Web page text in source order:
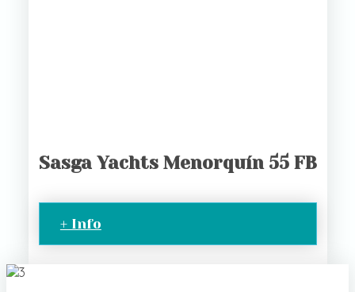
Sasga Yachts Menorquín 55 FB
+ Info